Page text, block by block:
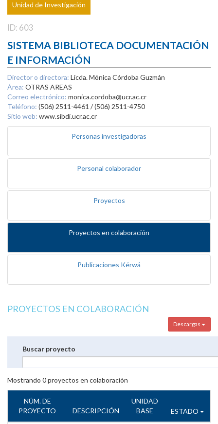
Unidad de Investigación
ID: 603
SISTEMA BIBLIOTECA DOCUMENTACIÓN
E INFORMACIÓN
Director o directora: Licda. Mónica Córdoba Guzmán
Área: OTRAS AREAS
Correo electrónico: monica.cordoba@ucr.ac.cr
Teléfono: (506) 2511-4461 / (506) 2511-4750
Sitio web: www.sibdi.ucr.ac.cr
Personas investigadoras
Personal colaborador
Proyectos
Proyectos en colaboración
Publicaciones Kérwá
PROYECTOS EN COLABORACIÓN
Descargas
Buscar proyecto
Mostrando 0proyectos en colaboración
NÚM. DE
PROYECTO
DESCRIPCIÓN
UNIDAD
BASE
ESTADO